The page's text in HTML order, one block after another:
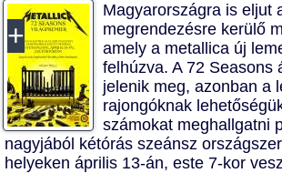
Magyarországra is eljut
megrendezésre kerülő
amely a metallica új
felhúzva. A 72 Seasons
jelenik meg, azonban a
rajongóknak
számokat meghallgatni
nagyjából kétórás szeánsz
helyeken április 13-án, este 7-kor